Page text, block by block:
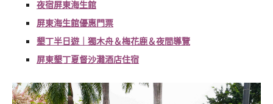
夜宿屏東海生館
屏東海生館優惠門票
墾丁半日遊｜獨木舟＆梅花鹿＆夜間導覽
屏東墾丁夏督沙灘酒店住宿